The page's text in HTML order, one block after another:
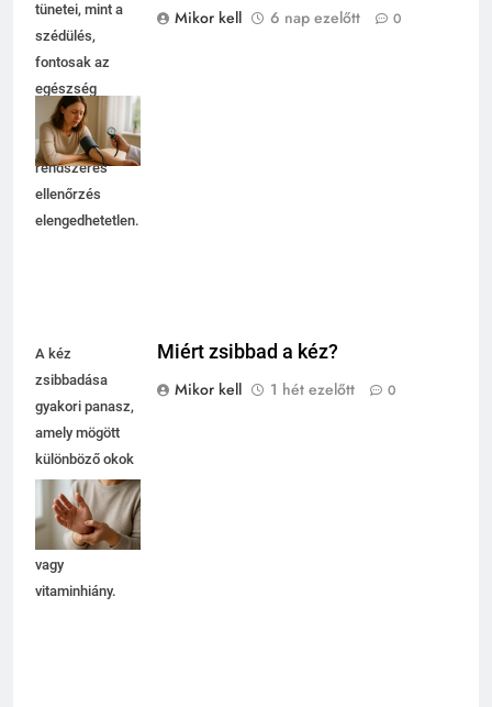
tünetei, mint a
szédülés,
fontosak az
egészség
megőrzésében,
ezért a
rendszeres
ellenőrzés
elengedhetetlen.
Mikor kell
6 nap ezelőtt 0
A kéz
zsibbadása
gyakori panasz,
amely mögött
különböző okok
állhatnak, mint
például
idegnyomódás
vagy
vitaminhiány.
Miért zsibbad a kéz?
Mikor kell
1 hét ezelőtt 0